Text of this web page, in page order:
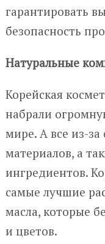
гарантировать
безопасность
Натуральные
Корейская
набрали
мире. А все из-
материалов, а
ингредиентов.
самые лучшие
масла, которые
и цветов.